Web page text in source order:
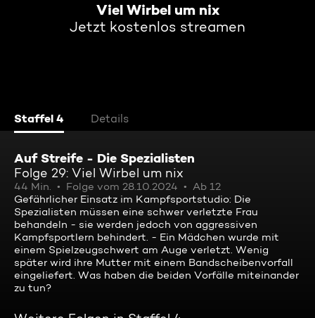
Viel Wirbel um nix
Jetzt kostenlos streamen
Staffel 4 Details
Auf Streife - Die Spezialisten
Folge 29: Viel Wirbel um nix
44 Min. Folge vom 28.10.2024
Ab 12
Gefährlicher Einsatz im Kampfsportstudio: Die
Spezialisten müssen eine schwer verletzte Frau
behandeln - sie werden jedoch von aggressiven
Kampfsportlern behindert. - Ein Mädchen wurde mit
einem Spielzeugschwert am Auge verletzt. Wenig
später wird ihre Mutter mit einem Bandscheibenvorfall
eingeliefert. Was haben die beiden Vorfälle miteinander
zu tun?